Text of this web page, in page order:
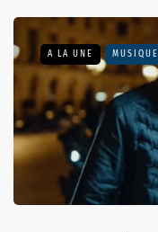
A LA UNE MUSIQUE